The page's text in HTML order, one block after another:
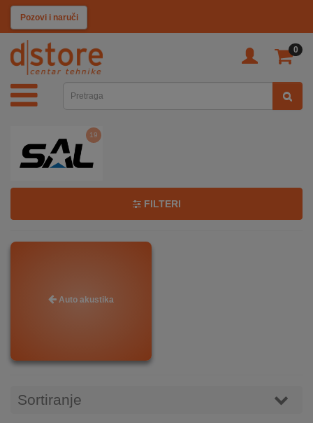
Pozovi i naruči
0
KATEGORIJE
TV
SAT
UREĐAJI
KABLOVI
KUĆANSKI
&
19
FILTERI
Auto akustika
Sortiranje